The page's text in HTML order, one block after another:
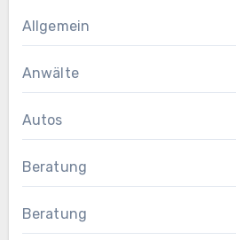
Allgemein
Anwälte
Autos
Beratung
Beratung